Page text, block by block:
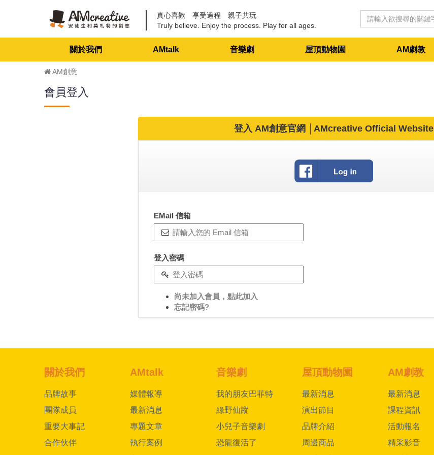
真心喜歡 享受過程 親子共玩
Truly believe. Enjoy the process. Play for all ages.
關於我們 AMtalk 音樂劇 屋頂動物園 AM劇教
AM創意
會員登入
登入 AM創意官網 │AMcreative Official Website
EMail 信箱
登入密碼
尚未加入會員，點此加入
忘記密碼?
關於我們
品牌故事
團隊成員
重要大事記
合作伙伴
AMtalk
媒體報導
最新消息
專題文章
執行案例
音樂劇
我的朋友巴菲特
綠野仙蹤
小兒子音樂劇
恐龍復活了
屋頂動物園
最新消息
演出節目
品牌介紹
周邊商品
AM劇教
最新消息
課程資訊
活動報名
精采影音